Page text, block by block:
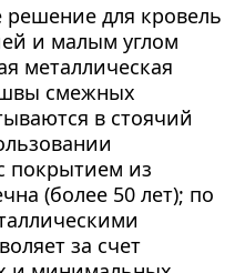
решение для кровель
и малым углом
металлическая
смежных
в стоячий
покрытием из
(более 50 лет); по
за счет